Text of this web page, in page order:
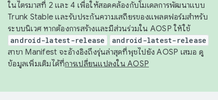
ในไตรมาสที่ 2 และ 4 เพื่อให้สอดคล้องกับโมเดลการพัฒนาแบบ
Trunk Stable และรับประกันความเสถียรของแพลตฟอร์มสำหรับ
ระบบนิเวศ หากต้องการสร้างและมีส่วนร่วมใน AOSP ให้ใช้
android-latest-release android-latest-release
สาขา Manifest จะอ้างอิงถึงรุ่นล่าสุดที่พุชไปยัง AOSP เสมอ ดู
ข้อมูลเพิ่มเติมได้ที่การเปลี่ยนแปลงใน AOSP